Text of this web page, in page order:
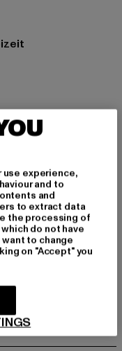
experience,
and to
and
to extract data
the processing of
do not have
to change
on "Accept" you